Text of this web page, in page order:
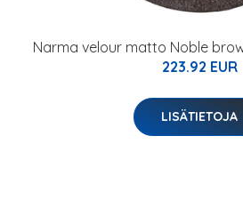
Narma velour matto Noble
223.92 EUR
LISÄTIETOJA